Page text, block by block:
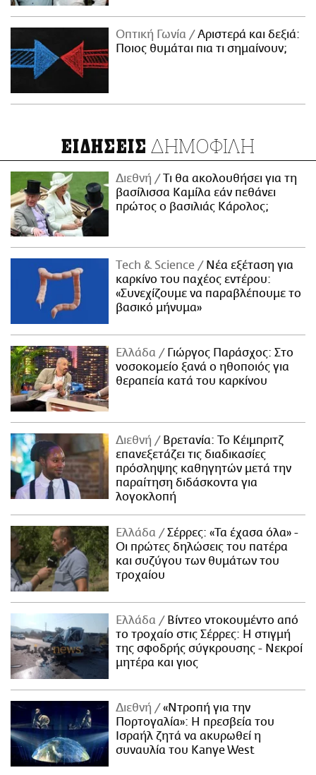
Οπτική Γωνία
Αριστερά και δεξιά:
Ποιος θυμάται πια τι σημαίνουν;
ΕΙΔΗΣΕΙΣ ΔΗΜΟΦΙΛΗ
Διεθνή
Τι θα ακολουθήσει για τη
βασίλισσα Καμίλα εάν πεθάνει
πρώτος ο βασιλιάς Κάρολος;
Τech & Science
Νέα εξέταση για
καρκίνο του παχέος εντέρου:
«Συνεχίζουμε να παραβλέπουμε το
βασικό μήνυμα»
Ελλάδα
Γιώργος Παράσχος: Στο
νοσοκομείο ξανά ο ηθοποιός για
θεραπεία κατά του καρκίνου
Διεθνή
Βρετανία: Το Κέιμπριτζ
επανεξετάζει τις διαδικασίες
πρόσληψης καθηγητών μετά την
παραίτηση διδάσκοντα για
λογοκλοπή
Ελλάδα
Σέρρες: «Τα έχασα όλα» -
Οι πρώτες δηλώσεις του πατέρα
και συζύγου των θυμάτων του
τροχαίου
Ελλάδα
Βίντεο ντοκουμέντο από
το τροχαίο στις Σέρρες: Η στιγμή
της σφοδρής σύγκρουσης - Νεκροί
μητέρα και γιος
Διεθνή
«Ντροπή για την
Πορτογαλία»: Η πρεσβεία του
Ισραήλ ζητά να ακυρωθεί η
συναυλία του Kanye West